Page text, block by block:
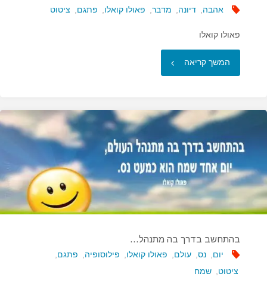
אהבה דיונה מדבר פאולו קואלו פתגם ציטוט
פאולו קואלו
המשך קריאה "הדיונות
עם
בהתחשב בדרך בה מתנהל…
יום נס עולם פאולו קואלו פילוסופיה פתגם
ציטוט
שמח